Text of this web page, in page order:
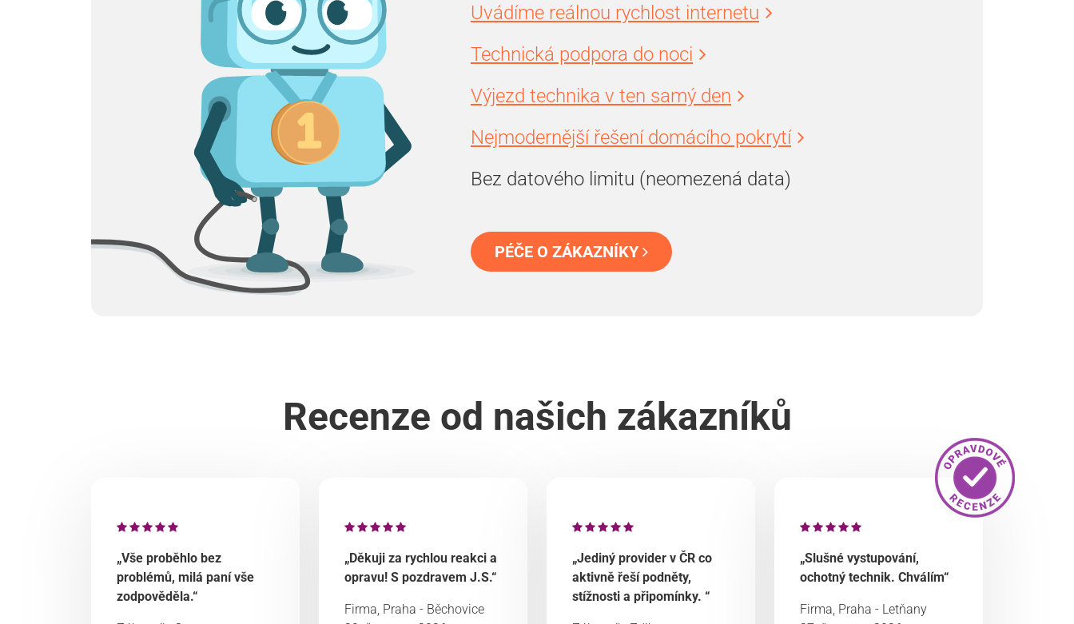
Uvádíme reálnou rychlost internetu
Technická podpora do noci
Výjezd technika v ten samý den
Nejmodernější řešení domácího pokrytí
Bez datového limitu (neomezená data)
PÉČE O ZÁKAZNÍKY
Recenze od našich zákazníků
„Vše proběhlo bez
problémů, milá paní vše
zodpověděla.“
„Děkuji za rychlou reakci a
opravu! S pozdravem J.S.“
Firma, Praha - Běchovice
„Jediný provider v ČR co
aktivně řeší podněty,
stížnosti a připomínky. “
„Slušné vystupování,
ochotný technik. Chválím“
Firma, Praha - Letňany